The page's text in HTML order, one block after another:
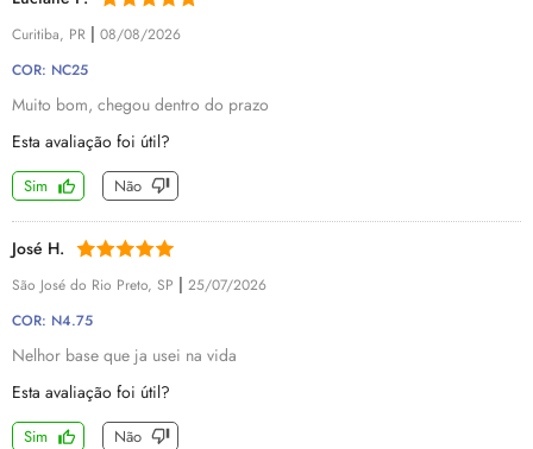
Curitiba, PR | 08/08/2026
COR: NC25
Muito bom, chegou dentro do prazo
Esta avaliação foi útil?
Sim Não
José H.
São José do Rio Preto, SP | 25/07/2026
COR: N4.75
Nelhor base que ja usei na vida
Esta avaliação foi útil?
Sim Não